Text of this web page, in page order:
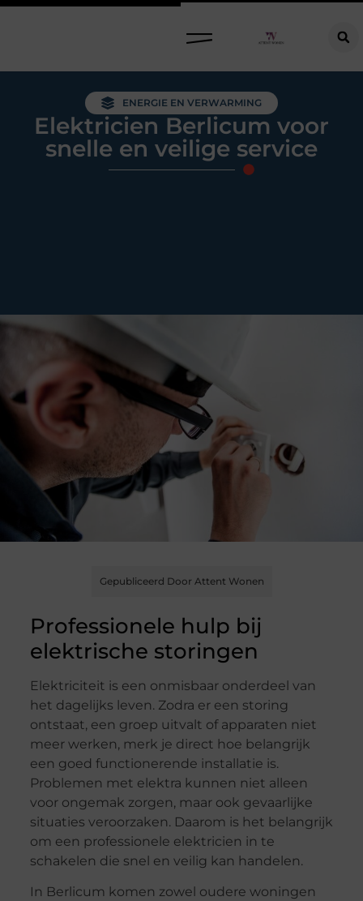
ENERGIE EN VERWARMING
Elektricien Berlicum voor
snelle en veilige service
Gepubliceerd Door Attent Wonen
Professionele hulp bij
elektrische storingen
Elektriciteit is een onmisbaar onderdeel van
het dagelijks leven. Zodra er een storing
ontstaat, een groep uitvalt of apparaten niet
meer werken, merk je direct hoe belangrijk
een goed functionerende installatie is.
Problemen met elektra kunnen niet alleen
voor ongemak zorgen, maar ook gevaarlijke
situaties veroorzaken. Daarom is het belangrijk
om een professionele elektricien in te
schakelen die snel en veilig kan handelen.
In Berlicum komen zowel oudere woningen